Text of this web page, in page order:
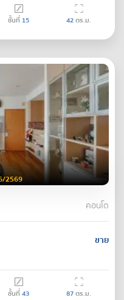
ชั้นที่ 15 42ตร.ม.
2569
คอนโด
ขาย
ชั้นที่43 87ตร.ม.